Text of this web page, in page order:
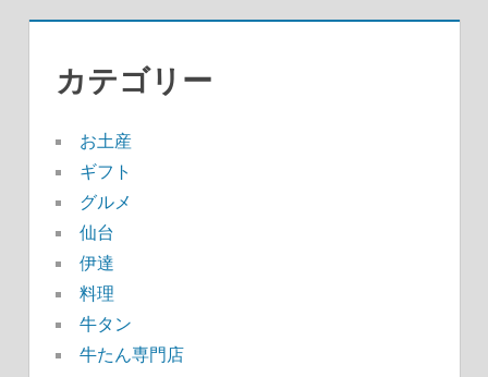
カテゴリー
お土産
ギフト
グルメ
仙台
伊達
料理
牛タン
牛たん専門店